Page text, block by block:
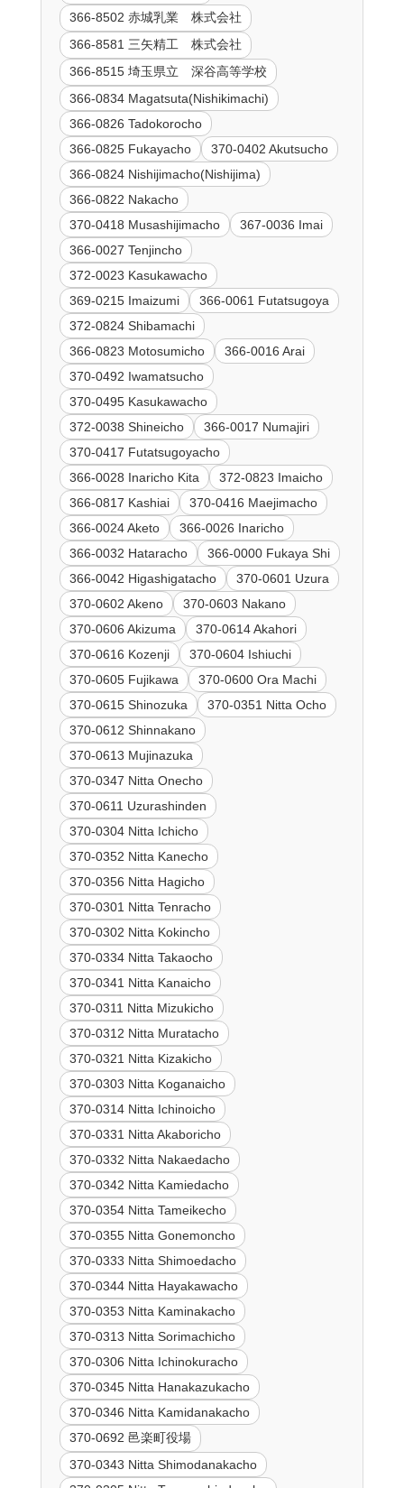
366-8502 赤城乳業 株式会社
366-8581 三矢精工 株式会社
366-8515 埼玉県立 深谷高等学校
366-0834 Magatsuta(Nishikimachi)
366-0826 Tadokorocho
366-0825 Fukayacho
370-0402 Akutsucho
366-0824 Nishijimacho(Nishijima)
366-0822 Nakacho
370-0418 Musashijimacho
367-0036 Imai
366-0027 Tenjincho
372-0023 Kasukawacho
369-0215 Imaizumi
366-0061 Futatsugoya
372-0824 Shibamachi
366-0823 Motosumicho
366-0016 Arai
370-0492 Iwamatsucho
370-0495 Kasukawacho
372-0038 Shineicho
366-0017 Numajiri
370-0417 Futatsugoyacho
366-0028 Inaricho Kita
372-0823 Imaicho
366-0817 Kashiai
370-0416 Maejimacho
366-0024 Aketo
366-0026 Inaricho
366-0032 Hataracho
366-0000 Fukaya Shi
366-0042 Higashigatacho
370-0601 Uzura
370-0602 Akeno
370-0603 Nakano
370-0606 Akizuma
370-0614 Akahori
370-0616 Kozenji
370-0604 Ishiuchi
370-0605 Fujikawa
370-0600 Ora Machi
370-0615 Shinozuka
370-0351 Nitta Ocho
370-0612 Shinnakano
370-0613 Mujinazuka
370-0347 Nitta Onecho
370-0611 Uzurashinden
370-0304 Nitta Ichicho
370-0352 Nitta Kanecho
370-0356 Nitta Hagicho
370-0301 Nitta Tenracho
370-0302 Nitta Kokincho
370-0334 Nitta Takaocho
370-0341 Nitta Kanaicho
370-0311 Nitta Mizukicho
370-0312 Nitta Muratacho
370-0321 Nitta Kizakicho
370-0303 Nitta Koganaicho
370-0314 Nitta Ichinoicho
370-0331 Nitta Akaboricho
370-0332 Nitta Nakaedacho
370-0342 Nitta Kamiedacho
370-0354 Nitta Tameikecho
370-0355 Nitta Gonemoncho
370-0333 Nitta Shimoedacho
370-0344 Nitta Hayakawacho
370-0353 Nitta Kaminakacho
370-0313 Nitta Sorimachicho
370-0306 Nitta Ichinokuracho
370-0345 Nitta Hanakazukacho
370-0346 Nitta Kamidanakacho
370-0692 邑楽町役場
370-0343 Nitta Shimodanakacho